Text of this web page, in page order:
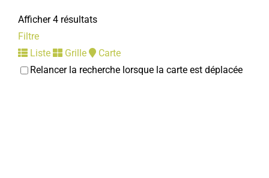
Afficher 4 résultats
Filtre
Liste
Grille
Carte
Relancer la recherche lorsque la carte est déplacée